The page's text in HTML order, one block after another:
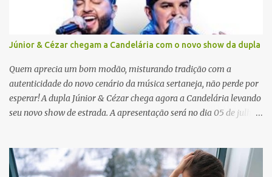
Júnior & Cézar chegam a Candelária com o novo show da dupla
Quem aprecia um bom modão, misturando tradição com a
autenticidade do novo cenário da música sertaneja, não perde por
esperar! A dupla Júnior & Cézar chega agora a Candelária levando
seu novo show de estrada. A apresentação será no dia 05 de julho
barriga diferente. O projeto ‘Simplesmente’ ainda nem foi lançado
por completo e já ver o público cantando com a gente, show após